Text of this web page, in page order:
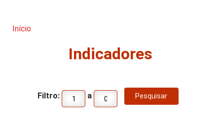
Início
Indicadores
Filtro: a